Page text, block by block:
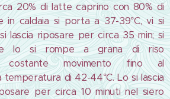
20% di latte caprino con 80% di
in caldaia si porta a 37-39°C, vi si
lascia riposare per circa 35 min; si
lo si rompe a grana di riso
costante movimento fino al
temperatura di 42-44°C. Lo si lascia
per circa 10 minuti nel siero